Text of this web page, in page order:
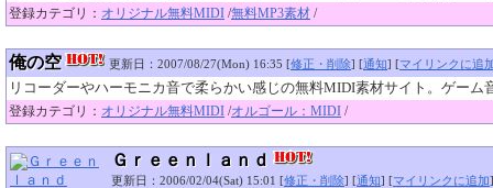
登録カテゴリ： オリジナル無料MIDI /無料MP3素材 /
俺の空 更新日：2007/08/27(Mon) 16:35 [修正・削除] [通知] [マイリンクに追
リコーダーやハーモニカ音で柔らかい感じの無料MIDI素材サイト。ゲーム
登録カテゴリ： オリジナル無料MIDI /オルゴール：MIDI /
Ｇｒｅｅｎｌａｎｄ
更新日：2006/02/04(Sat) 15:01 [修正・削除] [通知] [マイリンクに追加]